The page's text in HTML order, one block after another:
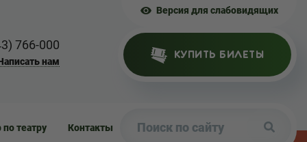
Версия для слабовидящих
766-000
нам
КУПИТЬ БИЛЕТЫ
по театру Контакты